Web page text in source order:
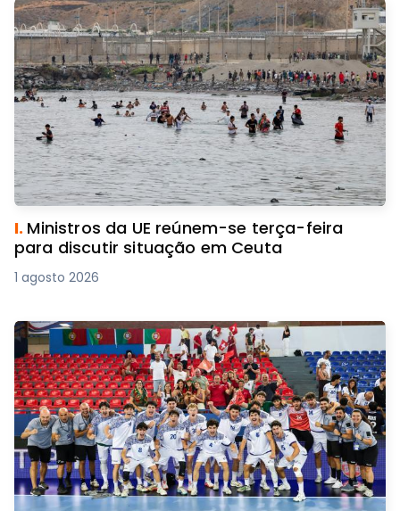
I. Ministros da UE reúnem-se terça-feira
para discutir situação em Ceuta
1 agosto 2026